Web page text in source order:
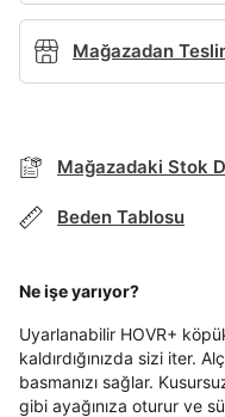
TAKSİT
Mağazadan
Mağazadaki Stok
Beden Tablosu
Ne işe yarıyor?
Uyarlanabilir HOVR+ köpük,
kaldırdığınızda sizi iter.
basmanızı sağlar.
gibi ayağınıza oturur ve
Mağazada
Soyad*
Şifre*